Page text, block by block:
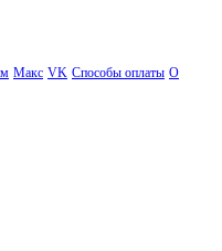
Макс VK Способы оплаты О